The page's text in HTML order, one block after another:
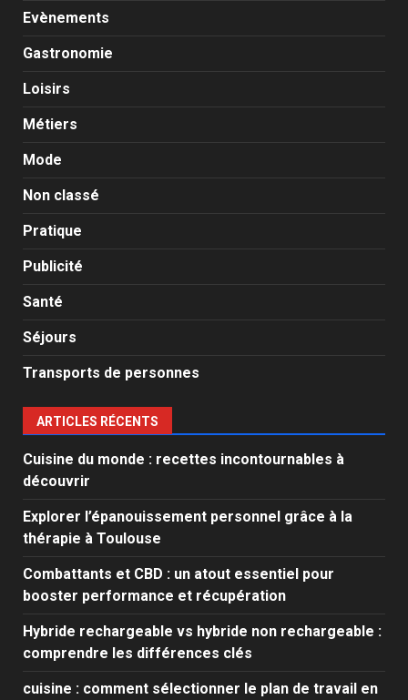
Evènements
Gastronomie
Loisirs
Métiers
Mode
Non classé
Pratique
Publicité
Santé
Séjours
Transports de personnes
ARTICLES RÉCENTS
Cuisine du monde : recettes incontournables à
découvrir
Explorer l’épanouissement personnel grâce à la
thérapie à Toulouse
Combattants et CBD : un atout essentiel pour
booster performance et récupération
Hybride rechargeable vs hybride non rechargeable :
comprendre les différences clés
cuisine : comment sélectionner le plan de travail en